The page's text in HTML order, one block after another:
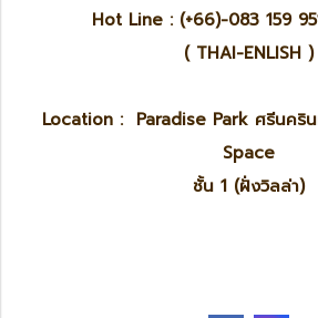
Hot Line : (+66)-083 159
( THAI-ENLISH )
Location : Paradise Park ศรีนคริ
Space
ชั้น 1 (ฝั่งวิลล่า)